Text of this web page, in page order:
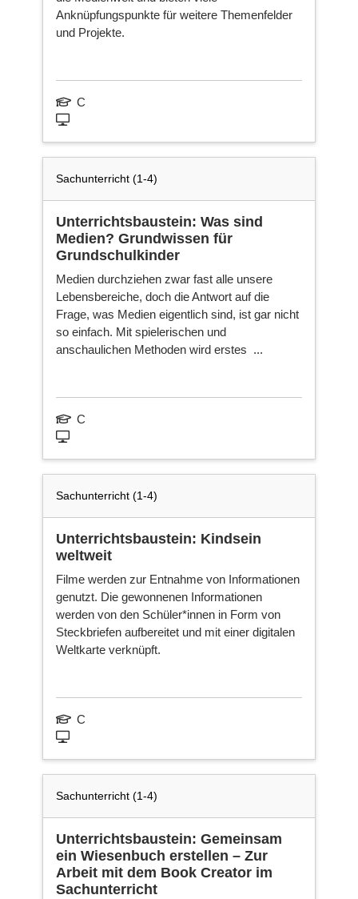
Anknüpfungspunkte für weitere Themenfelder
und Projekte.
C
Sachunterricht (1-4)
Unterrichtsbaustein: Was sind
Medien? Grundwissen für
Grundschulkinder
Medien durchziehen zwar fast alle unsere
Lebensbereiche, doch die Antwort auf die
Frage, was Medien eigentlich sind, ist gar nicht
so einfach. Mit spielerischen und
anschaulichen Methoden wird erstes ...
C
Sachunterricht (1-4)
Unterrichtsbaustein: Kindsein
weltweit
Filme werden zur Entnahme von Informationen
genutzt. Die gewonnenen Informationen
werden von den Schüler*innen in Form von
Steckbriefen aufbereitet und mit einer digitalen
Weltkarte verknüpft.
C
Sachunterricht (1-4)
Unterrichtsbaustein: Gemeinsam
ein Wiesenbuch erstellen – Zur
Arbeit mit dem Book Creator im
Sachunterricht